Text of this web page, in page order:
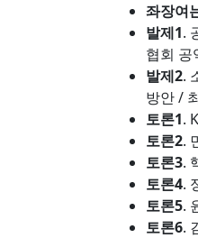
좌장여
발제1.
협회 공
발제2.
방안 /
토론1.
토론2.
토론3.
토론4.
토론5.
토론6.